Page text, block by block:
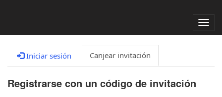
Iniciar sesión Canjear invitación
Registrarse con un código de invitación